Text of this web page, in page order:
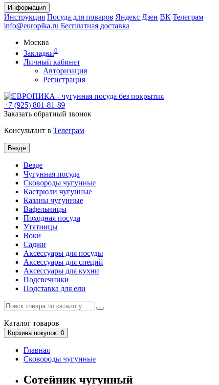
Информация
Инструкция Посуда для поваров Яндекс Дзен ВК Телеграм
info@europika.ru Бесплатная доставка
Москва
Закладки0
Личный кабинет
Авторизация
Регистрация
+7 (925) 801-81-89
Заказать обратный звонок
Консультант в Телеграм
Везде
Везде
Чугунная посуда
Сковороды чугунные
Кастрюли чугунные
Казаны чугунные
Вафельницы
Походная посуда
Утятницы
Bоки
Саджи
Аксессуары для посуды
Аксессуары для специй
Аксессуары для кухни
Подсвечники
Подставка для ели
Каталог товаров
Корзинапокупок: 0
Главная
Сковороды чугунные
Сотейник чугунный